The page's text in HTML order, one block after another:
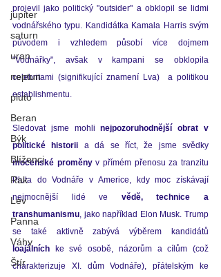
jupiter
saturn
uran
neptun
pluto
Beran
Býk
Blíženci
Rak
Lev
Panna
Váhy
Štír
projevil jako politický "outsider" a obklopil se lidmi
vodnářského typu. Kandidátka Kamala Harris svým
původem i vzhledem působí více dojmem
"Vodnářky", avšak v kampani se obklopila
celebritami (signifikující znamení Lva)  a politikou
establishmentu.
Sledovat jsme mohli nejpozoruhodnější obrat v
politické historii
mocenské proměny v přímém přenosu za tranzitu
Pluta do Vodnáře v Americe, kdy moc získávají
nejmocnější lidé ve vědě, technice a
transhumanismu, jako například Elon Musk. Trump
se také aktivně zabývá výběrem
loajálních ke své osobě, názorům a cílům (což